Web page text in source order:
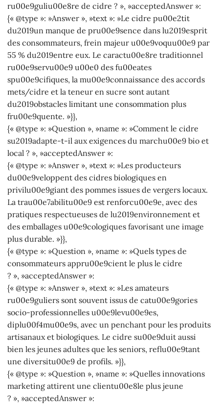
ru00e9guliu00e8re de cidre ? », »acceptedAnswer »:
{« @type »: »Answer », »text »: »Le cidre pu00e2tit
du2019un manque de pru00e9sence dans lu2019esprit
des consommateurs, frein majeur u00e9voquu00e9 par
55 % du2019entre eux. Le caractu00e8re traditionnel
ru00e9servu00e9 u00e0 des fu00eates
spu00e9cifiques, la mu00e9connaissance des accords
mets/cidre et la teneur en sucre sont autant
du2019obstacles limitant une consommation plus
fru00e9quente. »}},
{« @type »: »Question », »name »: »Comment le cidre
su2019adapte-t-il aux exigences du marchu00e9 bio et
local ? », »acceptedAnswer »:
{« @type »: »Answer », »text »: »Les producteurs
du00e9veloppent des cidres biologiques en
privilu00e9giant des pommes issues de vergers locaux.
La trau00e7abilitu00e9 est renforcu00e9e, avec des
pratiques respectueuses de lu2019environnement et
des emballages u00e9cologiques favorisant une image
plus durable. »}},
{« @type »: »Question », »name »: »Quels types de
consommateurs appru00e9cient le plus le cidre
? », »acceptedAnswer »:
{« @type »: »Answer », »text »: »Les amateurs
ru00e9guliers sont souvent issus de catu00e9gories
socio-professionnelles u00e9levu00e9es,
diplu00f4mu00e9s, avec un penchant pour les produits
artisanaux et biologiques. Le cidre su00e9duit aussi
bien les jeunes adultes que les seniors, reflu00e9tant
une diversitu00e9 de profils. »}},
{« @type »: »Question », »name »: »Quelles innovations
marketing attirent une clientu00e8le plus jeune
? », »acceptedAnswer »: